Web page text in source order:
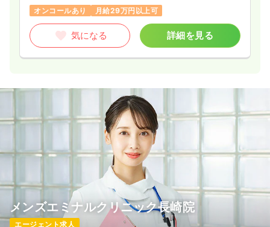
オンコールあり
月給29万円以上可
気になる 詳細を見る
メンズエミナルクリニック長崎院
エージェント求人